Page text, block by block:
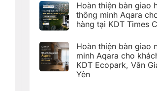
(Aqara
Home
Error
Code)
bình
luận
ở
Hướng
đặt
Giàn
phơi
thông
minh
Aqara
Hoàn thiện bàn giao
thông minh Aqara
hàng tại KDT Times
bình
luận
ở
Hoàn
thiện
bàn
Hoàn thiện bàn giao
minh Aqara cho
KDT Ecopark, Văn
Yên